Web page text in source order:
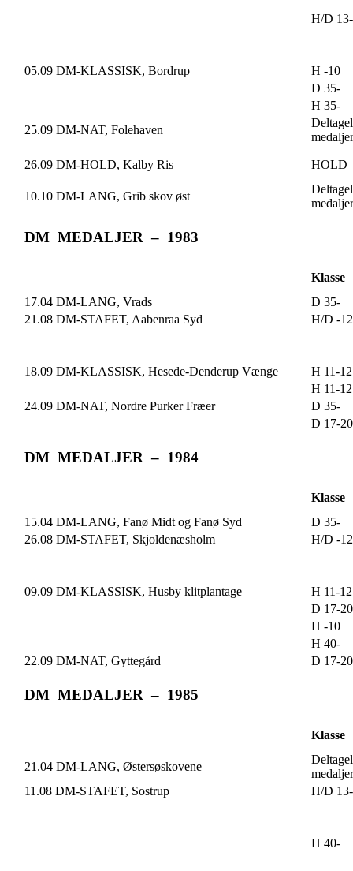
H/D
05.09 DM-KLASSISK, Bordrup
H -10
D 35-
H 35-
25.09 DM-NAT, Folehaven
medaljer
26.09 DM-HOLD, Kalby Ris HOLD
10.10 DM-LANG, Grib skov øst
medaljer
DM MEDALJER – 1983
Klasse
17.04 DM-LANG, Vrads
D 35-
21.08 DM-STAFET, Aabenraa Syd
H/D -12
18.09 DM-KLASSISK, Hesede-Denderup Vænge
H 11-12
H 11-12
24.09 DM-NAT, Nordre Purker Fræer
D 35-
D 17-20
DM MEDALJER – 1984
Klasse
15.04 DM-LANG, Fanø Midt og Fanø Syd
D 35-
26.08 DM-STAFET, Skjoldenæsholm
H/D -12
09.09 DM-KLASSISK, Husby klitplantage
H 11-12
D 17-20
H -10
H 40-
22.09 DM-NAT, Gyttegård
D 17-20
DM MEDALJER – 1985
Klasse
21.04 DM-LANG, Østersøskovene
medaljer
11.08 DM-STAFET, Sostrup
H/D
H 40-